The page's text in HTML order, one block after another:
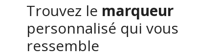
Trouvez le marqueur
personnalisé qui vous
ressemble